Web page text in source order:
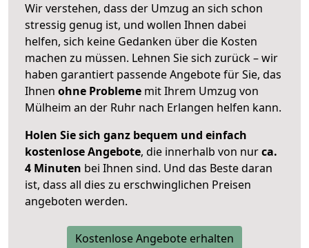
Wir verstehen, dass der Umzug an sich schon
stressig genug ist, und wollen Ihnen dabei
helfen, sich keine Gedanken über die Kosten
machen zu müssen. Lehnen Sie sich zurück – wir
haben garantiert passende Angebote für Sie, das
Ihnen ohne Probleme mit Ihrem Umzug von
Mülheim an der Ruhr nach Erlangen helfen kann.
Holen Sie sich ganz bequem und einfach
kostenlose Angebote, die innerhalb von nurca.
4 Minuten bei Ihnen sind. Und das Beste daran
ist, dass all dies zu erschwinglichen Preisen
angeboten werden.
Kostenlose Angebote erhalten